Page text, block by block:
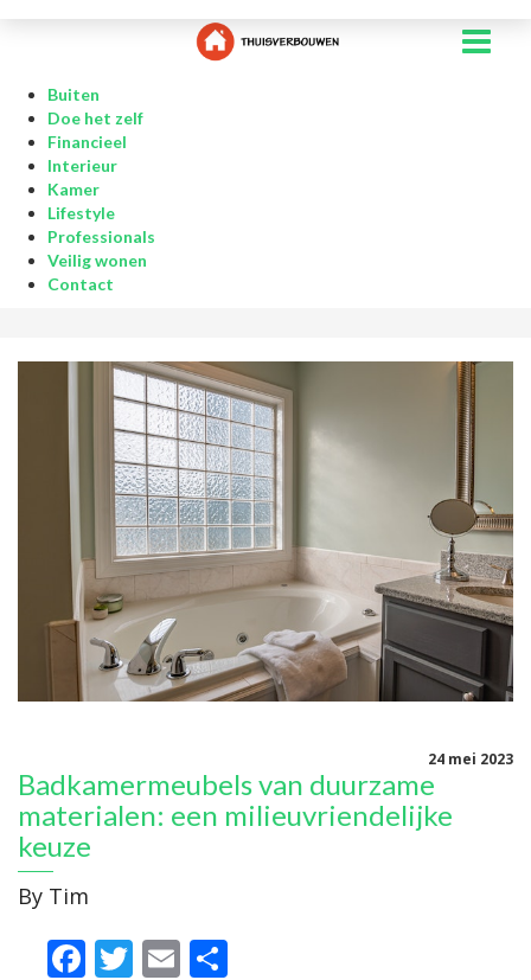
Buiten
Doe het zelf
Financieel
Interieur
Kamer
Lifestyle
Professionals
Veilig wonen
Contact
24 mei 2023
Badkamermeubels van duurzame
materialen: een milieuvriendelijke
keuze
By Tim
Facebook
Twitter
EmailDelen